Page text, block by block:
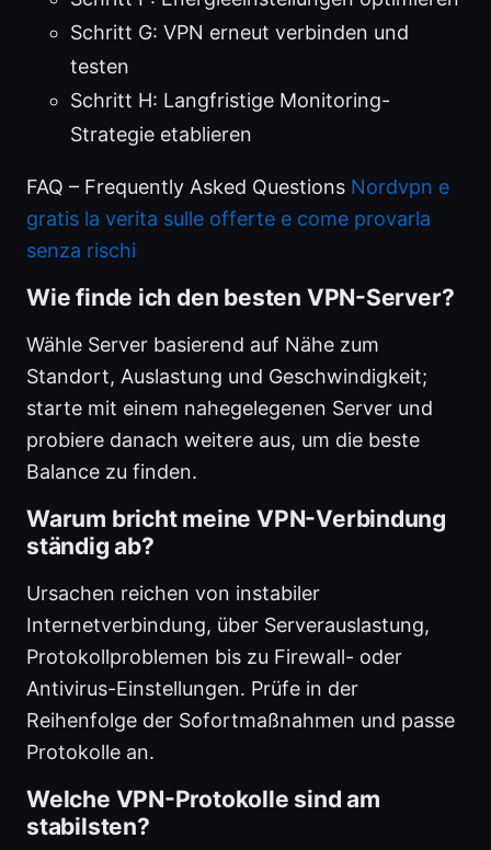
Schritt G: VPN erneut verbinden und
testen
Schritt H: Langfristige Monitoring-
Strategie etablieren
FAQ – Frequently Asked Questions Nordvpn e
gratis la verita sulle offerte e come provarla
senza rischi
Wie finde ich den besten VPN-Server?
Wähle Server basierend auf Nähe zum
Standort, Auslastung und Geschwindigkeit;
starte mit einem nahegelegenen Server und
probiere danach weitere aus, um die beste
Balance zu finden.
Warum bricht meine VPN-Verbindung
ständig ab?
Ursachen reichen von instabiler
Internetverbindung, über Serverauslastung,
Protokollproblemen bis zu Firewall- oder
Antivirus-Einstellungen. Prüfe in der
Reihenfolge der Sofortmaßnahmen und passe
Protokolle an.
Welche VPN-Protokolle sind am
stabilsten?